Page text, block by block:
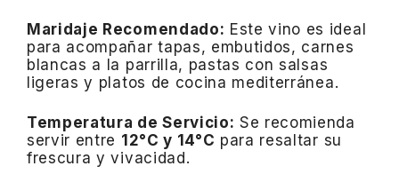
Maridaje Recomendado: Este vino es ideal
para acompañar tapas, embutidos, carnes
blancas a la parrilla, pastas con salsas
ligeras y platos de cocina mediterránea.
Temperatura de Servicio: Se recomienda
servir entre 12°C y 14°C para resaltar su
frescura y vivacidad.